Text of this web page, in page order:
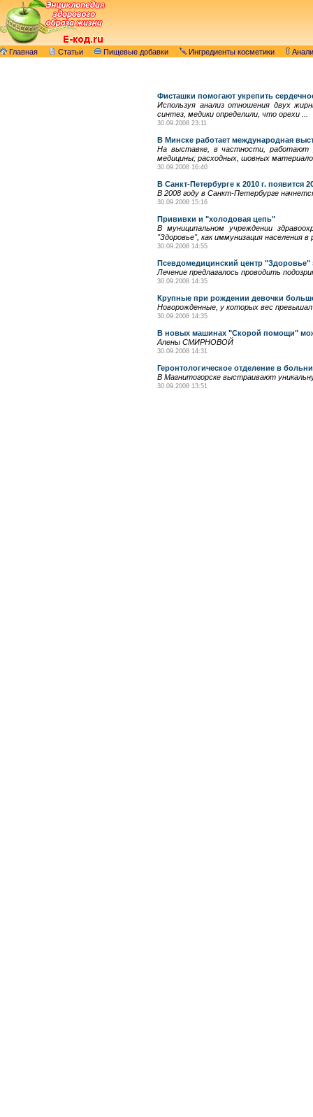
Главная Статьи Пищевые добавки Ингредиенты косметики
Фисташки помогают укрепить
Используя анализ отношения двух
синтез, медики определили, что орехи ...
30.09.2008 23:11
В Минске работает международная
На выставке, в частности, работают
медицины; расходных, шовных
30.09.2008 16:40
В Санкт-Петербурге к 2010 г. появится
В 2008 году в Санкт-Петербурге
30.09.2008 15:16
Прививки и "холодовая цепь"
В муниципальном учреждении
"Здоровье", как иммунизация населения в
30.09.2008 14:55
Псевдомедицинский центр "Здоровье"
Лечение предлагалось проводить
30.09.2008 14:35
Крупные при рождении девочки
Новорожденные, у которых вес превышал
30.09.2008 14:35
В новых машинах "Скорой помощи"
Алены СМИРНОВОЙ
30.09.2008 14:31
Геронтологическое отделение в
В Магнитогорске выстраивают
30.09.2008 13:51